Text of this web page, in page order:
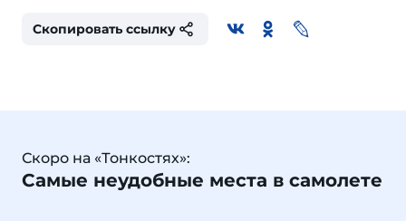
Скопировать ссылку
Скоро на «Тонкостях»:
Самые неудобные места в самолете